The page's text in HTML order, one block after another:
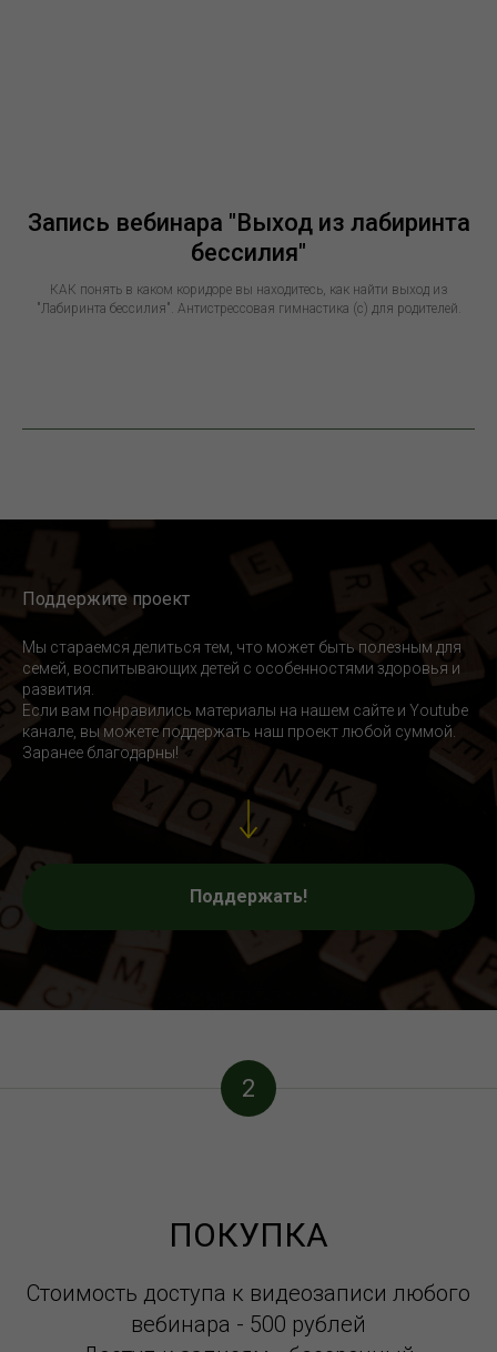
Запись вебинара "Выход из лабиринта
бессилия"
КАК понять в каком коридоре вы находитесь, как найти выход из
"Лабиринта бессилия". Антистрессовая гимнастика (с) для родителей.
Поддержите проект
Мы стараемся делиться тем, что может быть полезным для
семей, воспитывающих детей с особенностями здоровья и
развития.
Если вам понравились материалы на нашем сайте и Youtube
канале, вы можете поддержать наш проект любой суммой.
Заранее благодарны!
Поддержать!
2
ПОКУПКА
Стоимость доступа к видеозаписи любого
вебинара - 500 рублей